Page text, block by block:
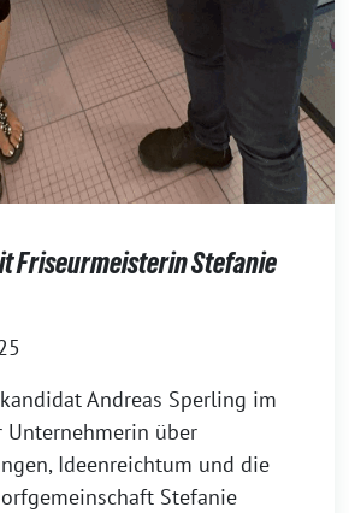
Friseurmeisterin Stefanie
Andreas Sperling im
über
Ideenreichtum und die
Stefanie